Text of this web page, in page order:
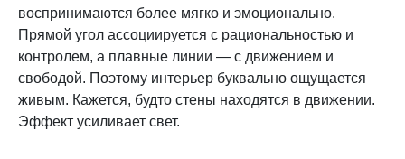
воспринимаются более мягко и эмоционально.
Прямой угол ассоциируется с рациональностью и
контролем, а плавные линии — с движением и
свободой. Поэтому интерьер буквально ощущается
живым. Кажется, будто стены находятся в движении.
Эффект усиливает свет.